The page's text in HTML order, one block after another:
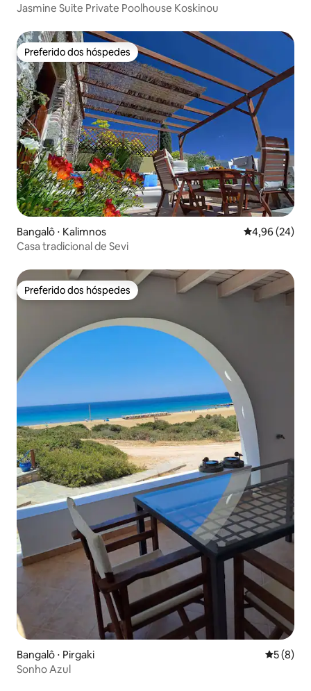
Jasmine Suite Private Poolhouse Koskinou
Preferido dos hóspedes
Preferido dos hóspedes
Bangalô ⋅ Kalimnos 4,96 de uma
4,96 (24)
Casa tradicional de Sevi
Preferido dos hóspedes
Preferido dos hóspedes
Bangalô ⋅ Pirgaki 5 de
5 (8)
Sonho Azul